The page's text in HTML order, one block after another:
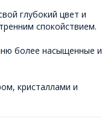
глубокий цвет и
спокойствием.
более насыщенные и
кристаллами и